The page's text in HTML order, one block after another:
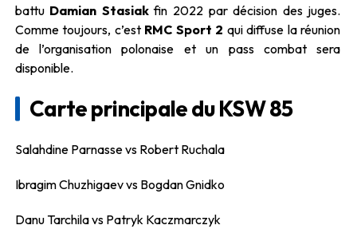
battu Damian Stasiakfin 2022 par décision des juges.
Comme toujours, c’est RMC Sport 2 qui diffuse la réunion
de l’organisation polonaise et un pass combat sera
disponible.
Carte principale du KSW 85
Salahdine Parnasse vs Robert Ruchala
Ibragim Chuzhigaev vs Bogdan Gnidko
Danu Tarchila vs Patryk Kaczmarczyk